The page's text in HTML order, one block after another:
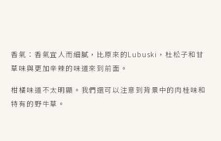
香氣：香氣宜人而細膩，比原來的Lubuski ，杜松子和甘
草味與更加辛辣的味道來到前面。
柑橘味道不太明顯。我們還可以注意到背景中的肉桂味和
特有的野牛草。